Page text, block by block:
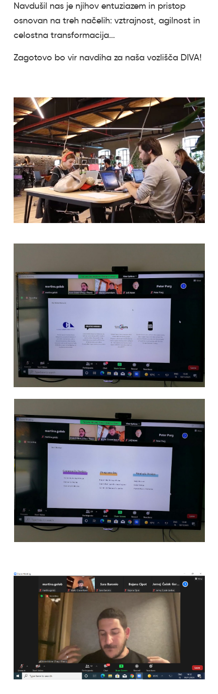
Navdušil nas je njihov entuziazem in pristop
osnovan na treh načelih: vztrajnost, agilnost in
celostna transformacija...
Zagotovo bo vir navdiha za naša vozlišča DIVA!